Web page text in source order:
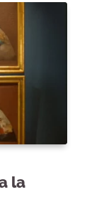
la